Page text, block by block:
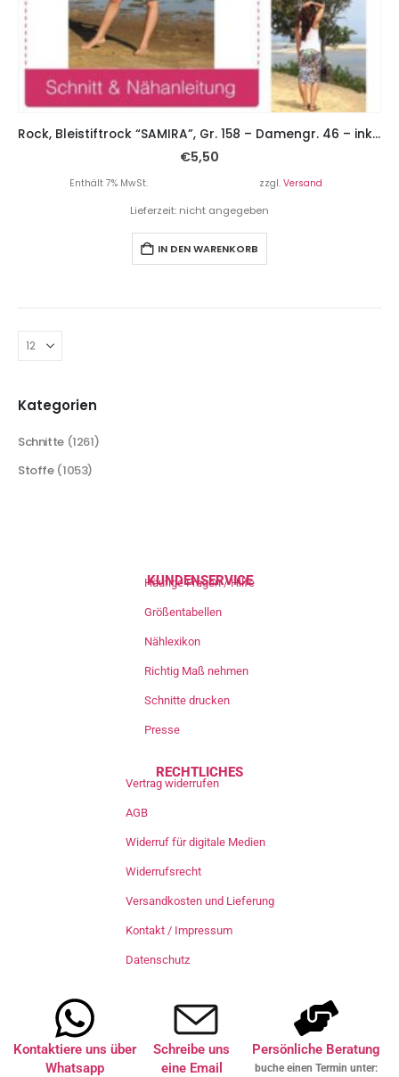
Rock, Bleistiftrock “SAMIRA”, Gr. 158 – Damengr. 46 – inkl. 2 Schnitte
€5,50
Enthält 7% MwSt. zzgl. Versand
Lieferzeit: nicht angegeben
IN DEN WARENKORB
Kategorien
Schnitte (1261)
Stoffe (1053)
KUNDENSERVICE
Häufige Fragen / Hilfe
Größentabellen
Nählexikon
Richtig Maß nehmen
Schnitte drucken
Presse
RECHTLICHES
Vertrag widerrufen
AGB
Widerruf für digitale Medien
Widerrufsrecht
Versandkosten und Lieferung
Kontakt / Impressum
Datenschutz
Kontaktiere uns über
Whatsapp
Schreibe uns
eine Email
Persönliche Beratung
buche einen Termin unter: